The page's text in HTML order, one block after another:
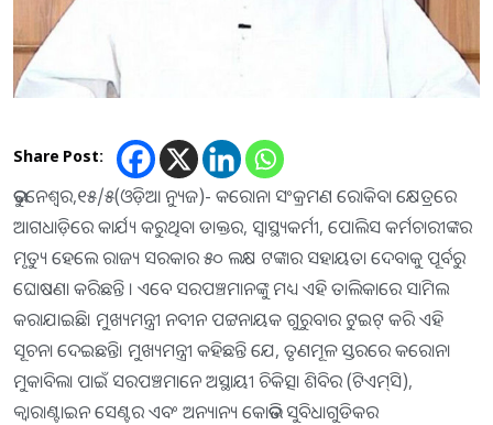
Share Post:
ଭୁବନେଶ୍ୱର,୧୫/୫(ଓଡ଼ିଆ ନ୍ୟୁଜ)- କରୋନା ସଂକ୍ରମଣ ରୋକିବା କ୍ଷେତ୍ରରେ
ଆଗଧାଡ଼ିରେ କାର୍ଯ୍ୟ କରୁଥିବା ଡାକ୍ତର, ସ୍ବାସ୍ଥ୍ୟକର୍ମୀ, ପୋଲିସ କର୍ମଚାରୀଙ୍କର
ମୃତ୍ୟୁ ହେଲେ ରାଜ୍ୟ ସରକାର ୫୦ ଲକ୍ଷ ଟଙ୍କାର ସହାୟତା ଦେବାକୁ ପୂର୍ବରୁ
ଘୋଷଣା କରିଛନ୍ତି । ଏବେ ସରପଞ୍ଚମାନଙ୍କୁ ମଧ୍ୟ ଏହି ତାଲିକାରେ ସାମିଲ
କରାଯାଇଛି। ମୁଖ୍ୟମନ୍ତ୍ରୀ ନବୀନ ପଟ୍ଟନାୟକ ଗୁରୁବାର ଟୁଇଟ୍‌ କରି ଏହି
ସୂଚନା ଦେଇଛନ୍ତି। ମୁଖ୍ୟମନ୍ତ୍ରୀ କହିଛନ୍ତି ଯେ, ତୃଣମୂଳ ସ୍ତରରେ କରୋନା
ମୁକାବିଲା ପାଇଁ ସରପଞ୍ଚମାନେ ଅସ୍ଥାୟୀ ଚିକିତ୍ସା ଶିବିର (ଟିଏମ୍‌ସି),
କ୍ୱାରାଣ୍ଟାଇନ ସେଣ୍ଟର ଏବଂ ଅନ୍ୟାନ୍ୟ କୋଭିଡ ସୁବିଧାଗୁଡିକର